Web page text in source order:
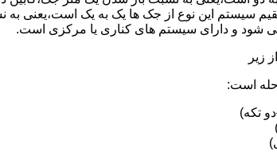
سیستم این نوع از جک ها یک به یک است،یعنی
شود و دارای سیستم های کناری یا مرکزی است.
زیر
است:
تکه)